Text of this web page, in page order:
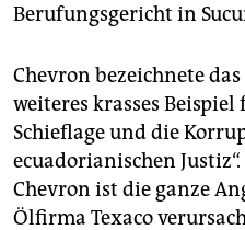
Berufungsgericht in
Chevron bezeichnete
weiteres krasses
Schieflage und die
ecuadorianischen
Chevron ist die ganze
Ölfirma Texaco